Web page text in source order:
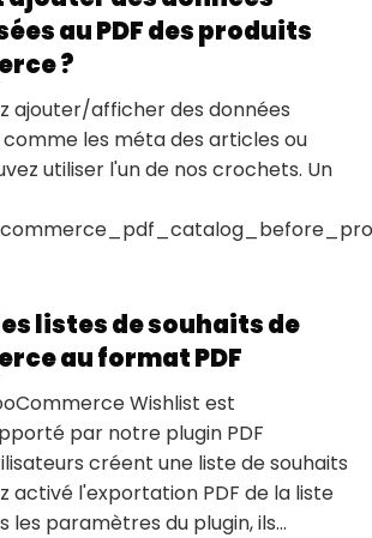
au PDF des produits
?
ajouter/afficher des données
comme les méta des articles ou
utiliser l'un de nos crochets. Un
listes de souhaits de
au format PDF
Wishlist est
par notre plugin PDF
créent une liste de souhaits
activé l'exportation PDF de la liste
les paramètres du plugin, ils...